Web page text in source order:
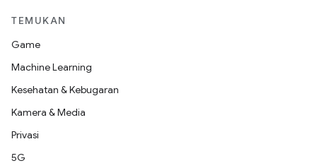
TEMUKAN
Game
Machine Learning
Kesehatan & Kebugaran
Kamera & Media
Privasi
5G